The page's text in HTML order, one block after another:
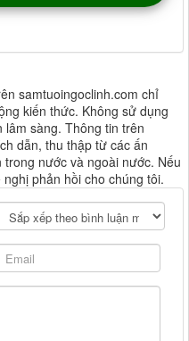
samtuoingoclinh.com chỉ
kiến thức. Không sử dụng
sàng. Thông tin trên
dẫn, thu thập từ các ấn
nước và ngoài nước. Nếu
phản hồi cho chúng tôi.